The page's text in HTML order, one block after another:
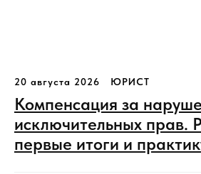
20 августа 2026 ЮРИСТ
Компенсация за
исключительных прав.
первые итоги и